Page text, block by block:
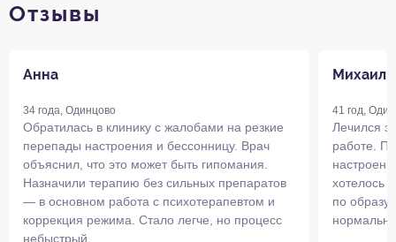
Отзывы
Анна
34 года, Одинцово
Обратилась в клинику с жалобами на резкие
перепады настроения и бессонницу. Врач
объяснил, что это может быть гипомания.
Назначили терапию без сильных препаратов
— в основном работа с психотерапевтом и
коррекция режима. Стало легче, но процесс
небыстрый.
Михаил
41 год,
Лечился
работе.
хотелось
по образу